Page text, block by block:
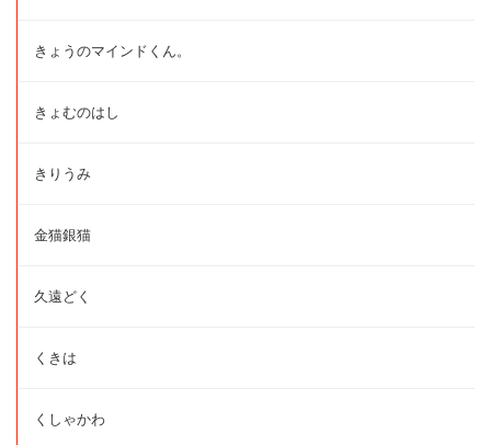
きょうのマインドくん。
きょむのはし
きりうみ
金猫銀猫
久遠どく
くきは
くしゃかわ